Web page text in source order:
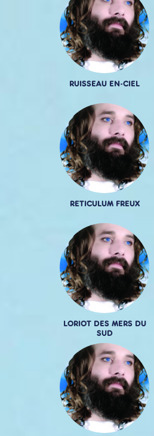
RUISSEAU EN-CIEL
RETICULUM FREUX
LORIOT DES MERS DU
SUD